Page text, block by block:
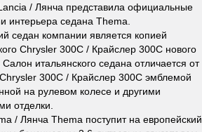
/ Лянча представила официальные
интерьера седана Thema.
седан компании является копией
Chrysler 300C / Крайслер 300С нового
итальянского седана отличается от
300C / Крайслер 300С эмблемой
на рулевом колесе и другими
отделки.
/ Лянча Thema поступит на европейский